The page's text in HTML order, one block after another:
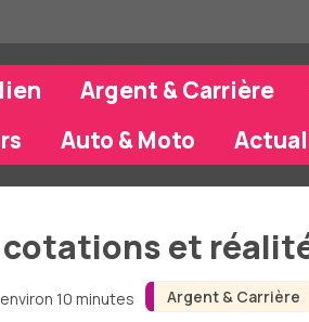
Argent & Carrière
Auto & Moto
Argent & Carrière
et
10 minutes